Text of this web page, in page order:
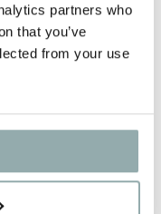
partners who
that you’ve
from your use
Gratis
DE vanaf €67,50.